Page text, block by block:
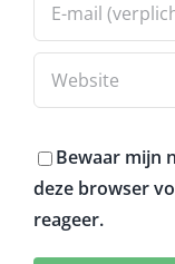
Bewaar mijn
deze browser
reageer.